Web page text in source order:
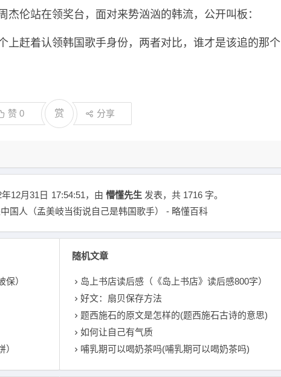
杰伦站在领奖台，面对来势汹汹的韩流，公开叫板：
上赶着认领韩国歌手身份，两者对比，谁才是该追的那个
赞 0 赏 分享
12月31日 17:54:51，由 懵懂先生 发表，共 1716 字。
国人（孟美岐当街说自己是韩国歌手） - 略懂百科
）
随机文章
岛上书店读后感（《岛上书店》读后感800字）
好文：扇贝保存方法
题西施石的原文是怎样的(题西施石古诗的意思)
如何让自己有气质
哺乳期可以喝奶茶吗(哺乳期可以喝奶茶吗)